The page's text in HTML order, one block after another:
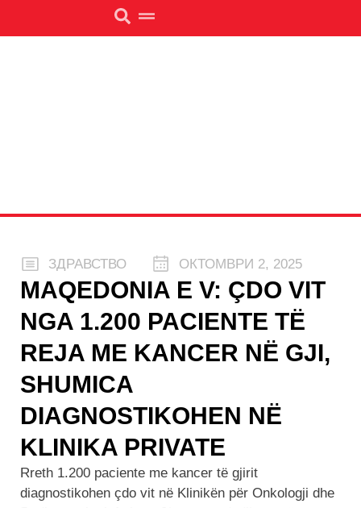
ЗДРАВСТВО ОКТОМВРИ 2, 2025
MAQEDONIA E V: ÇDO VIT
NGA 1.200 PACIENTE TË
REJA ME KANCER NË GJI,
SHUMICA
DIAGNOSTIKOHEN NË
KLINIKA PRIVATE
Rreth 1.200 paciente me kancer të gjirit
diagnostikohen çdo vit në Klinikën për Onkologji dhe